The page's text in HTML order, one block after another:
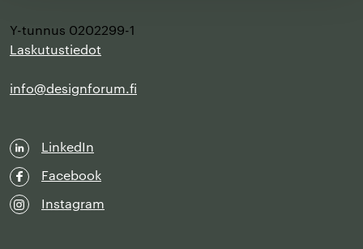
Y-tunnus 0202299-1
Laskutustiedot
info@designforum.fi
LinkedIn
Facebook
Instagram